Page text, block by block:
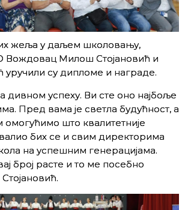
жеља у даљем школовању,
Вождовац Милош Стојановић и
су дипломе и награде.
дивном успеху. Ви сте оно најбоље
Пред вама је светла будућност, а
омогућимо што квалитетније
бих се и свим директорима
на успешним генерацијама.
број расте и то ме посебно
Стојановић.